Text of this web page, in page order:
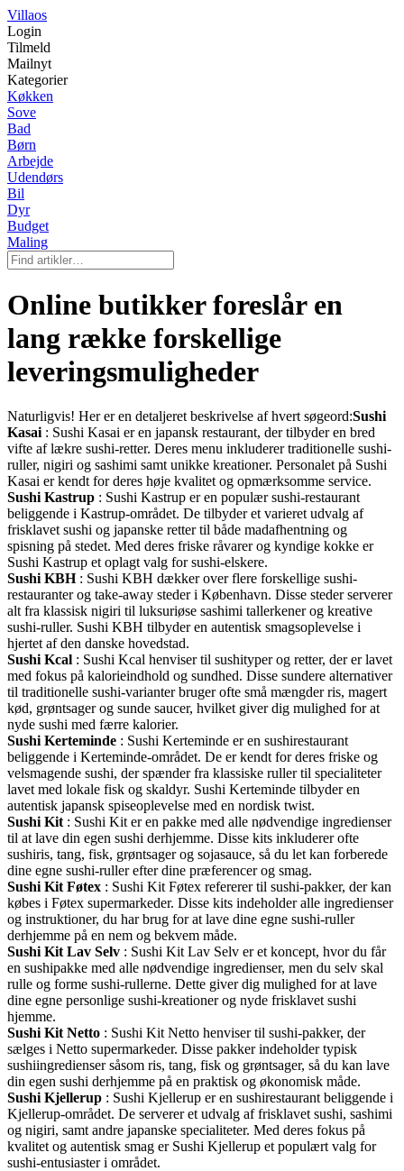
Villaos
Login
Tilmeld
Mailnyt
Kategorier
Køkken
Sove
Bad
Børn
Arbejde
Udendørs
Bil
Dyr
Budget
Maling
Online butikker foreslår en
lang række forskellige
leveringsmuligheder
Naturligvis! Her er en detaljeret beskrivelse af hvert søgeord:Sushi
Kasai : Sushi Kasai er en japansk restaurant, der tilbyder en bred
vifte af lækre sushi-retter. Deres menu inkluderer traditionelle sushi-
ruller, nigiri og sashimi samt unikke kreationer. Personalet på Sushi
Kasai er kendt for deres høje kvalitet og opmærksomme service.
Sushi Kastrup : Sushi Kastrup er en populær sushi-restaurant
beliggende i Kastrup-området. De tilbyder et varieret udvalg af
frisklavet sushi og japanske retter til både madafhentning og
spisning på stedet. Med deres friske råvarer og kyndige kokke er
Sushi Kastrup et oplagt valg for sushi-elskere.
Sushi KBH: Sushi KBH dækker over flere forskellige sushi-
restauranter og take-away steder i København. Disse steder serverer
alt fra klassisk nigiri til luksuriøse sashimi tallerkener og kreative
sushi-ruller. Sushi KBH tilbyder en autentisk smagsoplevelse i
hjertet af den danske hovedstad.
Sushi Kcal : Sushi Kcal henviser til sushityper og retter, der er lavet
med fokus på kalorieindhold og sundhed. Disse sundere alternativer
til traditionelle sushi-varianter bruger ofte små mængder ris, magert
kød, grøntsager og sunde saucer, hvilket giver dig mulighed for at
nyde sushi med færre kalorier.
Sushi Kerteminde : Sushi Kerteminde er en sushirestaurant
beliggende i Kerteminde-området. De er kendt for deres friske og
velsmagende sushi, der spænder fra klassiske ruller til specialiteter
lavet med lokale fisk og skaldyr. Sushi Kerteminde tilbyder en
autentisk japansk spiseoplevelse med en nordisk twist.
Sushi Kit : Sushi Kit er en pakke med alle nødvendige ingredienser
til at lave din egen sushi derhjemme. Disse kits inkluderer ofte
sushiris, tang, fisk, grøntsager og sojasauce, så du let kan forberede
dine egne sushi-ruller efter dine præferencer og smag.
Sushi Kit Føtex : Sushi Kit Føtex refererer til sushi-pakker, der kan
købes i Føtex supermarkeder. Disse kits indeholder alle ingredienser
og instruktioner, du har brug for at lave dine egne sushi-ruller
derhjemme på en nem og bekvem måde.
Sushi Kit Lav Selv : Sushi Kit Lav Selv er et koncept, hvor du får
en sushipakke med alle nødvendige ingredienser, men du selv skal
rulle og forme sushi-rullerne. Dette giver dig mulighed for at lave
dine egne personlige sushi-kreationer og nyde frisklavet sushi
hjemme.
Sushi Kit Netto : Sushi Kit Netto henviser til sushi-pakker, der
sælges i Netto supermarkeder. Disse pakker indeholder typisk
sushiingredienser såsom ris, tang, fisk og grøntsager, så du kan lave
din egen sushi derhjemme på en praktisk og økonomisk måde.
Sushi Kjellerup : Sushi Kjellerup er en sushirestaurant beliggende i
Kjellerup-området. De serverer et udvalg af frisklavet sushi, sashimi
og nigiri, samt andre japanske specialiteter. Med deres fokus på
kvalitet og autentisk smag er Sushi Kjellerup et populært valg for
sushi-entusiaster i området.